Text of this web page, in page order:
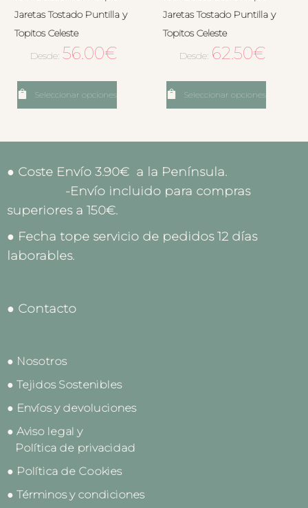
Jaretas Tostado Puntilla y
Topitos Celeste
Desde: 56.00€
Seleccionar opciones
Jaretas Tostado Puntilla y
Topitos Celeste
Desde: 62.50€
Seleccionar opciones
● Coste Envío 3.90€ a la Península.
-Envío incluido para compras
superiores a 150€.
● Fecha tope servicio de pedidos 12 días
laborables.
● Contacto
● Nosotros
● Tejidos Sostenibles
● Envíos y devoluciones
● Aviso legal y
Política de privacidad
● Política de Cookies
● Términos y condiciones